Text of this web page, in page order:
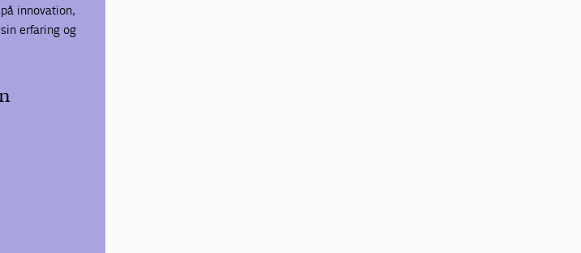
innovation,
erfaring og